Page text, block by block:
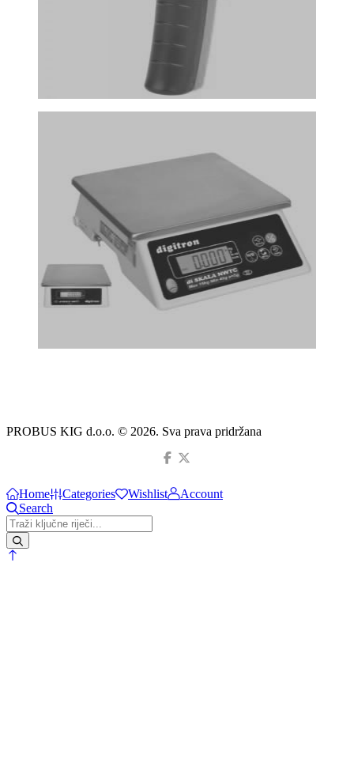
PROBUS KIG d.o.o. © 2026. Sva prava pridržana
Home Categories Wishlist
Account
Search